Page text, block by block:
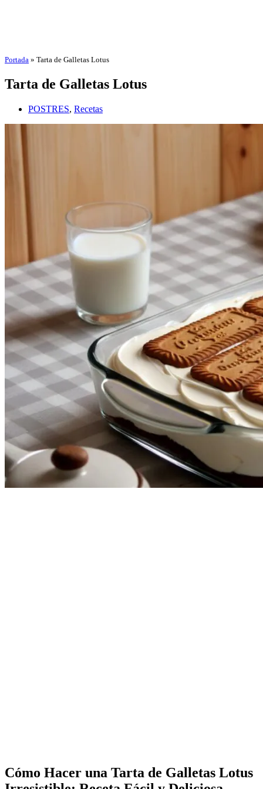
Portada » Tarta de Galletas Lotus
Tarta de Galletas Lotus
POSTRES, Recetas
Cómo Hacer una Tarta de Galletas Lotus